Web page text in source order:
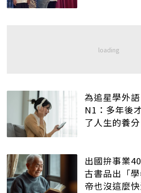
為追星學外
N1：多年後
了人生的養分
出國拚事業
古書品出「
帝也沒這麼快